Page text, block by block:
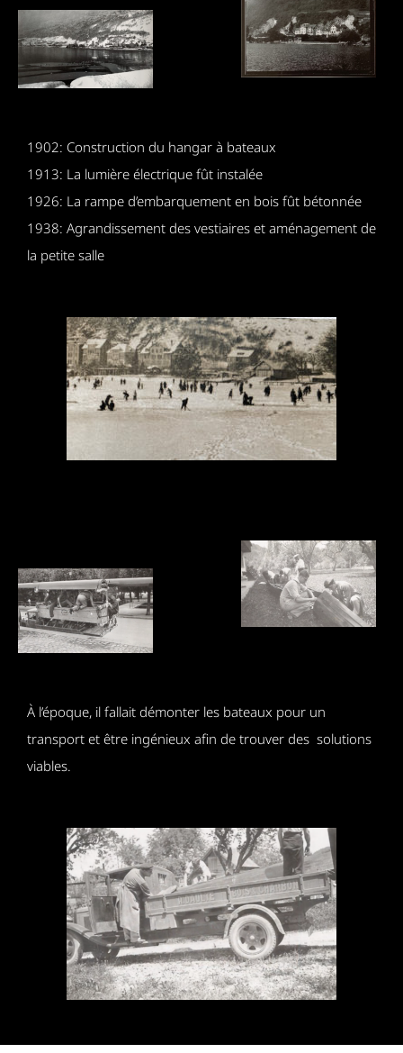
1902: Construction du hangar à bateaux
1913: La lumière électrique fût instalée
1926: La rampe d’embarquement en bois fût bétonnée
1938: Agrandissement des vestiaires et aménagement de
la petite salle
À l’époque, il fallait démonter les bateaux pour un
transport et être ingénieux afin de trouver des solutions
viables.